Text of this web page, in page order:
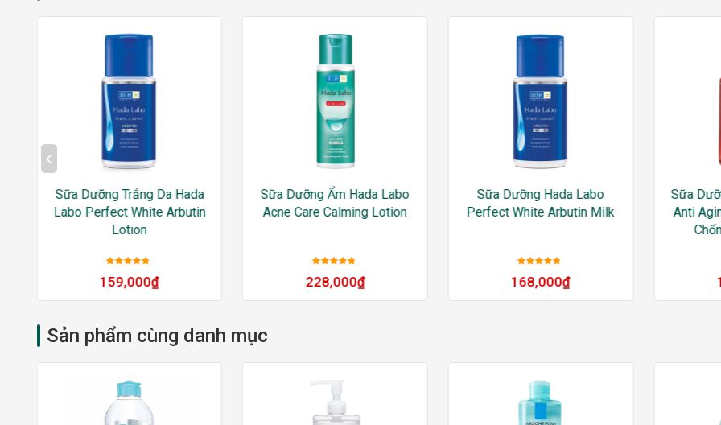
Sữa Dưỡng Trắng Da Hada
Labo Perfect White Arbutin
Lotion
hạng5sao
159,000₫
Sữa Dưỡng Ẩm Hada Labo
Acne Care Calming Lotion
hạng5sao
228,000₫
Sữa Dưỡng Hada Labo
Perfect White Arbutin Milk
hạng5sao
168,000₫
Sữa
Anti
Sản phẩm cùng danh mục